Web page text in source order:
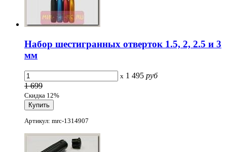
Набор шестигранных отверток 1.5, 2, 2.5 и 3
мм
x 1 495 руб
1 699
Скидка 12%
Артикул: mrc-1314907